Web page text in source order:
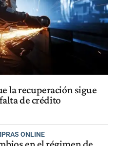
la recuperación sigue
de crédito
ONLINE